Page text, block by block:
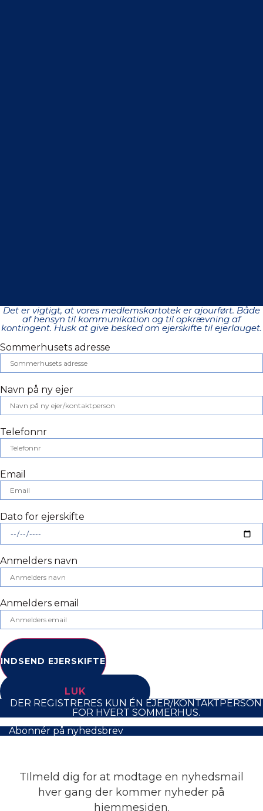
Det er vigtigt, at vores medlemskartotek er ajourført. Både
af hensyn til kommunikation og til opkrævning af
kontingent. Husk at give besked om ejerskifte til ejerlauget.
Sommerhusets adresse
Navn på ny ejer
Telefonnr
Email
Dato for ejerskifte
Anmelders navn
Anmelders email
INDSEND EJERSKIFTE
LUK
DER REGISTRERES KUN ÉN EJER/KONTAKTPERSON
FOR HVERT SOMMERHUS.
Abonnér på nyhedsbrev
TIlmeld dig for at modtage en nyhedsmail
hver gang der kommer nyheder på
hjemmesiden.